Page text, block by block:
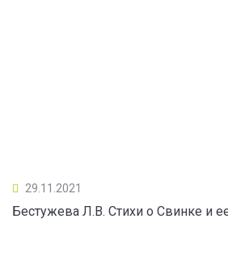
29.11.2021
Бестужева Л.В. Стихи о Свинке и